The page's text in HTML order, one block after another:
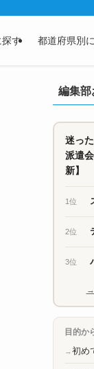
探す 都道府県別
編集部
迷っ
派遣
新】
1位
2位
3位
→
目的か
初め